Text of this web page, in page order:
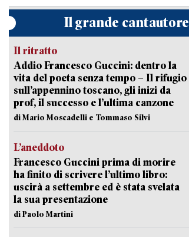
Il grande cantautore
Il ritratto
Addio Francesco Guccini: dentro la
vita del poeta senza tempo – Il rifugio
sull’appennino toscano, gli inizi da
prof, il successo e l’ultima canzone
di Mario Moscadelli e Tommaso Silvi
L’aneddoto
Francesco Guccini prima di morire
ha finito di scrivere l’ultimo libro:
uscirà a settembre ed è stata svelata
la sua presentazione
di Paolo Martini